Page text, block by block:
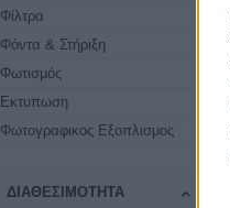
Φίλτρα
Φόντα & Στήριξη
Φωτισμός
Εκτυπωση
Φωτογραφικος Εξοπλισμος
ΔΙΑΘΕΣΙΜΌΤΗΤΑ